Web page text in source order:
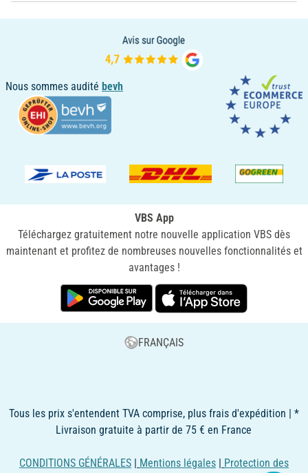
Nous sommes audité bevh
VBS App
Téléchargez gratuitement notre nouvelle application VBS dès
maintenant et profitez de nombreuses nouvelles fonctionnalités et
avantages !
FRANÇAIS
Tous les prix s'entendent TVA comprise, plus frais d'expédition | *
Livraison gratuite à partir de 75 € en France
CONDITIONS GÉNÉRALES | Mentions légales | Protection des